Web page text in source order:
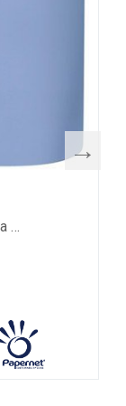
Papernet индустриски трослоен крпа 416624